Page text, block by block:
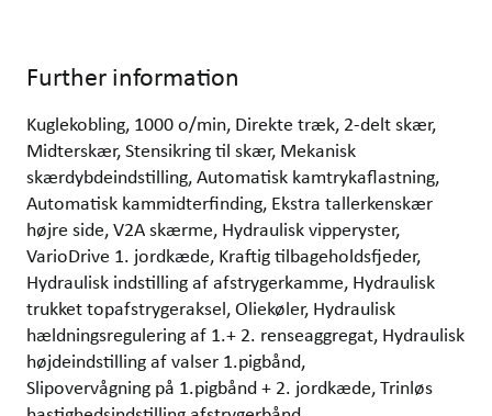
Further information
Kuglekobling, 1000 o/min, Direkte træk, 2-delt skær,
Midterskær, Stensikring til skær, Mekanisk
skærdybdeindstilling, Automatisk kamtrykaflastning,
Automatisk kammidterfinding, Ekstra tallerkenskær
højre side, V2A skærme, Hydraulisk vipperyster,
VarioDrive 1. jordkæde, Kraftig tilbageholdsfjeder,
Hydraulisk indstilling af afstrygerkamme, Hydraulisk
trukket topafstrygeraksel, Oliekøler, Hydraulisk
hældningsregulering af 1.+ 2. renseaggregat, Hydraulisk
højdeindstilling af valser 1.pigbånd,
Slipovervågning på 1.pigbånd + 2. jordkæde, Trinløs